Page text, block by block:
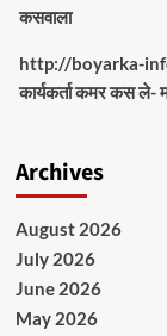
कसवाला
http://boyarka-
कार्यकर्ता कमर कस ले-
Archives
August 2026
July 2026
June 2026
May 2026